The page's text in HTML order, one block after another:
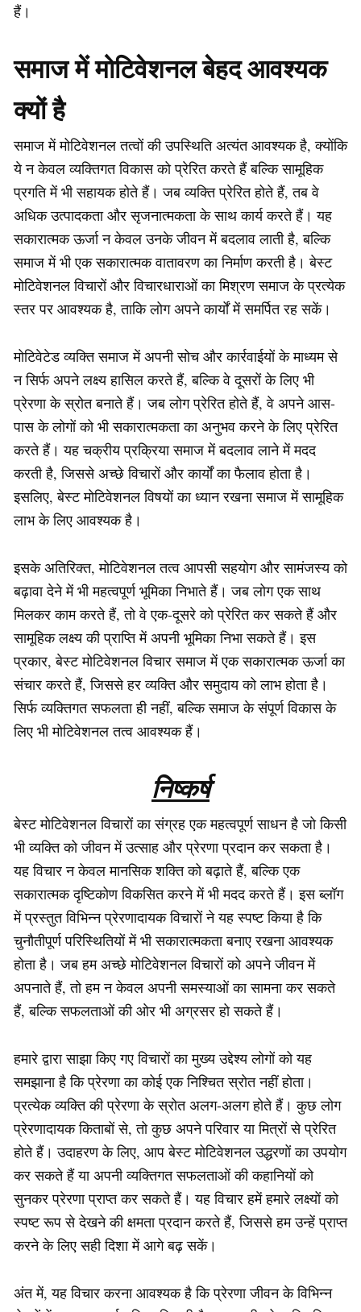
हैं।
समाज में मोटिवेशनल बेहद आवश्यक
क्यों है
समाज में मोटिवेशनल तत्वों की उपस्थिति अत्यंत आवश्यक है, क्योंकि
ये न केवल व्यक्तिगत विकास को प्रेरित करते हैं बल्कि सामूहिक
प्रगति में भी सहायक होते हैं। जब व्यक्ति प्रेरित होते हैं, तब वे
अधिक उत्पादकता और सृजनात्मकता के साथ कार्य करते हैं। यह
सकारात्मक ऊर्जा न केवल उनके जीवन में बदलाव लाती है, बल्कि
समाज में भी एक सकारात्मक वातावरण का निर्माण करती है। बेस्ट
मोटिवेशनल विचारों और विचारधाराओं का मिश्रण समाज के प्रत्येक
स्तर पर आवश्यक है, ताकि लोग अपने कार्यों में समर्पित रह सकें।
मोटिवेटेड व्यक्ति समाज में अपनी सोच और कार्रवाईयों के माध्यम से
न सिर्फ अपने लक्ष्य हासिल करते हैं, बल्कि वे दूसरों के लिए भी
प्रेरणा के स्रोत बनाते हैं। जब लोग प्रेरित होते हैं, वे अपने आस-
पास के लोगों को भी सकारात्मकता का अनुभव करने के लिए प्रेरित
करते हैं। यह चक्रीय प्रक्रिया समाज में बदलाव लाने में मदद
करती है, जिससे अच्छे विचारों और कार्यों का फैलाव होता है।
इसलिए, बेस्ट मोटिवेशनल विषयों का ध्यान रखना समाज में सामूहिक
लाभ के लिए आवश्यक है।
इसके अतिरिक्त, मोटिवेशनल तत्व आपसी सहयोग और सामंजस्य को
बढ़ावा देने में भी महत्वपूर्ण भूमिका निभाते हैं। जब लोग एक साथ
मिलकर काम करते हैं, तो वे एक-दूसरे को प्रेरित कर सकते हैं और
सामूहिक लक्ष्य की प्राप्ति में अपनी भूमिका निभा सकते हैं। इस
प्रकार, बेस्ट मोटिवेशनल विचार समाज में एक सकारात्मक ऊर्जा का
संचार करते हैं, जिससे हर व्यक्ति और समुदाय को लाभ होता है।
सिर्फ व्यक्तिगत सफलता ही नहीं, बल्कि समाज के संपूर्ण विकास के
लिए भी मोटिवेशनल तत्व आवश्यक हैं।
निष्कर्ष
बेस्ट मोटिवेशनल विचारों का संग्रह एक महत्वपूर्ण साधन है जो किसी
भी व्यक्ति को जीवन में उत्साह और प्रेरणा प्रदान कर सकता है।
यह विचार न केवल मानसिक शक्ति को बढ़ाते हैं, बल्कि एक
सकारात्मक दृष्टिकोण विकसित करने में भी मदद करते हैं। इस ब्लॉग
में प्रस्तुत विभिन्न प्रेरणादायक विचारों ने यह स्पष्ट किया है कि
चुनौतीपूर्ण परिस्थितियों में भी सकारात्मकता बनाए रखना आवश्यक
होता है। जब हम अच्छे मोटिवेशनल विचारों को अपने जीवन में
अपनाते हैं, तो हम न केवल अपनी समस्याओं का सामना कर सकते
हैं, बल्कि सफलताओं की ओर भी अग्रसर हो सकते हैं।
हमारे द्वारा साझा किए गए विचारों का मुख्य उद्देश्य लोगों को यह
समझाना है कि प्रेरणा का कोई एक निश्चित स्रोत नहीं होता।
प्रत्येक व्यक्ति की प्रेरणा के स्रोत अलग-अलग होते हैं। कुछ लोग
प्रेरणादायक किताबों से, तो कुछ अपने परिवार या मित्रों से प्रेरित
होते हैं। उदाहरण के लिए, आप बेस्ट मोटिवेशनल उद्धरणों का उपयोग
कर सकते हैं या अपनी व्यक्तिगत सफलताओं की कहानियों को
सुनकर प्रेरणा प्राप्त कर सकते हैं। यह विचार हमें हमारे लक्ष्यों को
स्पष्ट रूप से देखने की क्षमता प्रदान करते हैं, जिससे हम उन्हें प्राप्त
करने के लिए सही दिशा में आगे बढ़ सकें।
अंत में, यह विचार करना आवश्यक है कि प्रेरणा जीवन के विभिन्न